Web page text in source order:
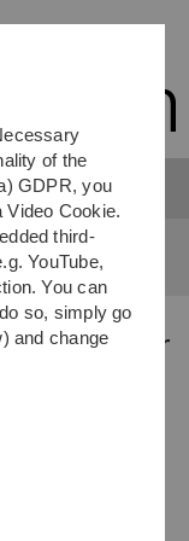
auch in
viel mit
of the
GDPR, you
Video Cookie.
third-
YouTube,
You can
so, simply go
and change